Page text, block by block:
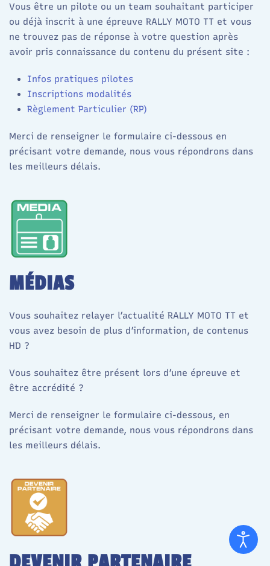
Vous être un pilote ou un team souhaitant participer
ou déjà inscrit à une épreuve RALLY MOTO TT et vous
ne trouvez pas de réponse à votre question après
avoir pris connaissance du contenu du présent site :
Infos pratiques pilotes
Inscriptions modalités
Règlement Particulier (RP)
Merci de renseigner le formulaire ci-dessous en
précisant votre demande, nous vous répondrons dans
les meilleurs délais.
MÉDIAS
Vous souhaitez relayer l’actualité RALLY MOTO TT et
vous avez besoin de plus d’information, de contenus
HD ?
Vous souhaitez être présent lors d’une épreuve et
être accrédité ?
Merci de renseigner le formulaire ci-dessous, en
précisant votre demande, nous vous répondrons dans
les meilleurs délais.